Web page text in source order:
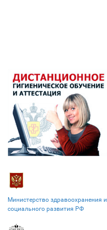
Министерство здравоохранения и
социального развития РФ